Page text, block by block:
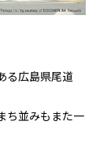
る広島県尾道
ち並みもまた一